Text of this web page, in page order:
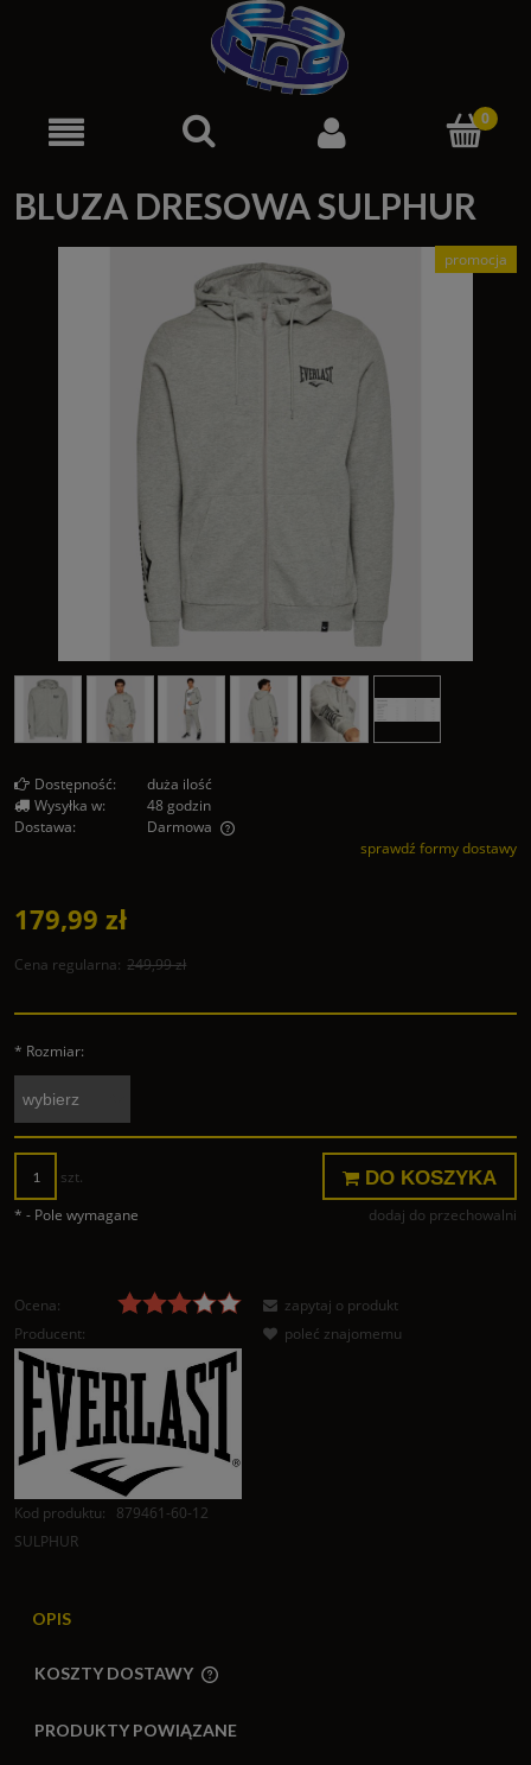
BLUZA DRESOWA SULPHUR
promocja
Dostępność:
duża ilość
Wysyłka w:
48 godzin
Dostawa:
Darmowa
Cena nie zawiera ewentualnych kosztów płatnościsprawdź formy dostawy
179,99 zł
Cena regularna: 249,99 zł
* Rozmiar:
szt. DO KOSZYKA
dodaj do przechowalni
* - Pole wymagane
Ocena:
Producent:
Kod produktu:
879461-60-12
SULPHUR
zapytaj o produkt
poleć znajomemu
OPIS
KOSZTY DOSTAWY
PRODUKTY POWIĄZANE